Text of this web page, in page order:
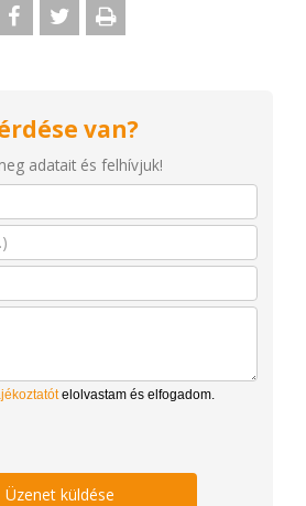
van?
adatait és felhívjuk!
elolvastam és elfogadom.
Üzenet küldése